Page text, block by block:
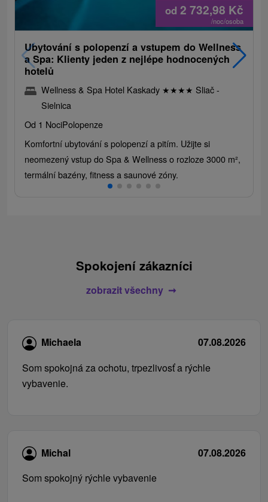
od 2 732,98 Kč
/noc/osoba
Ubytování s polopenzí a vstupem do Wellness
a Spa: Klienty jeden z nejlépe hodnocených
hotelů
Wellness & Spa Hotel Kaskady ★★★★ Sliač -
Sielnica
Od 1 NociPolopenze
Komfortní ubytování s polopenzí a pitím. Užijte si
neomezený vstup do Spa & Wellness o rozloze 3000 m²,
termální bazény, fitness a saunové zóny.
Spokojení zákazníci
zobrazit všechny
Michaela
07.08.2026
Som spokojná za ochotu, trpezlivosť a rýchle
vybavenie.
Michal
07.08.2026
Som spokojný rýchle vybavenie